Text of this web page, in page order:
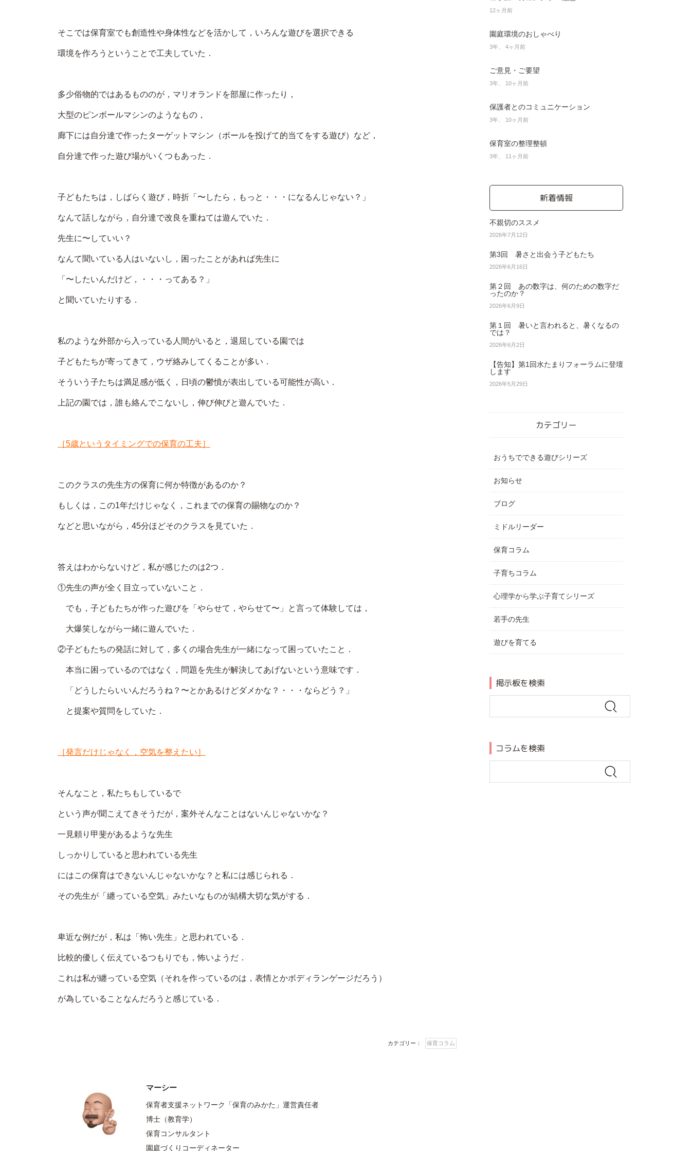
そこでは保育室でも創造性や身体性などを活かして，いろんな遊びを選択できる
環境を作ろうということで工夫していた．
多少俗物的ではあるもののが，マリオランドを部屋に作ったり，
大型のピンボールマシンのようなもの，
廊下には自分達で作ったターゲットマシン（ボールを投げて的当てをする遊び）など，
自分達で作った遊び場がいくつもあった．
子どもたちは，しばらく遊び，時折「〜したら，もっと・・・になるんじゃない？」
なんて話しながら，自分達で改良を重ねては遊んでいた．
先生に〜していい？
なんて聞いている人はいないし，困ったことがあれば先生に
「〜したいんだけど，・・・ってある？」
と聞いていたりする．
私のような外部から入っている人間がいると，退屈している園では
子どもたちが寄ってきて，ウザ絡みしてくることが多い．
そういう子たちは満足感が低く，日頃の鬱憤が表出している可能性が高い．
上記の園では，誰も絡んでこないし，伸び伸びと遊んでいた．
［5歳というタイミングでの保育の工夫］
このクラスの先生方の保育に何か特徴があるのか？
もしくは，この1年だけじゃなく，これまでの保育の賜物なのか？
などと思いながら，45分ほどそのクラスを見ていた．
答えはわからないけど，私が感じたのは2つ．
①先生の声が全く目立っていないこと．
でも，子どもたちが作った遊びを「やらせて，やらせて〜」と言って体験しては，
大爆笑しながら一緒に遊んでいた．
②子どもたちの発話に対して，多くの場合先生が一緒になって困っていたこと．
本当に困っているのではなく，問題を先生が解決してあげないという意味です．
「どうしたらいいんだろうね？〜とかあるけどダメかな？・・・ならどう？」
と提案や質問をしていた．
［発言だけじゃなく，空気を整えたい］
そんなこと，私たちもしているで
という声が聞こえてきそうだが，案外そんなことはないんじゃないかな？
一見頼り甲斐があるような先生
しっかりしていると思われている先生
にはこの保育はできないんじゃないかな？と私には感じられる．
その先生が「纏っている空気」みたいなものが結構大切な気がする．
卑近な例だが，私は「怖い先生」と思われている．
比較的優しく伝えているつもりでも，怖いようだ．
これは私が纏っている空気（それを作っているのは，表情とかボディランゲージだろう）
が為していることなんだろうと感じている．
カテゴリー： 保育コラム
マーシー
保育者支援ネットワーク「保育のみかた」運営責任者
博士（教育学）
保育コンサルタント
園庭づくりコーディネーター
12ヶ月前
園庭環境のおしゃべり
3年、 4ヶ月前
ご意見・ご要望
3年、 10ヶ月前
保護者とのコミュニケーション
3年、 10ヶ月前
保育室の整理整頓
3年、 11ヶ月前
新着情報
不親切のススメ
2026年7月12日
第3回 暑さと出会う子どもたち
2026年6月16日
第２回 あの数字は、何のための数字だ
ったのか？
2026年6月9日
第１回 暑いと言われると、暑くなるの
では？
2026年6月2日
【告知】第1回水たまりフォーラムに登壇
します
2026年5月29日
カテゴリー
おうちでできる遊びシリーズ
お知らせ
ブログ
ミドルリーダー
保育コラム
子育ちコラム
心理学から学ぶ子育てシリーズ
若手の先生
遊びを育てる
掲示板を検索
コラムを検索